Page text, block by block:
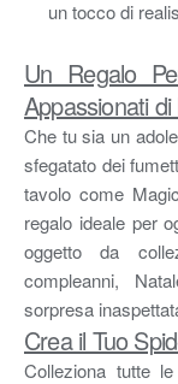
un tocco di
Un Regalo
Appassionati
Che tu sia un
sfegatato dei
tavolo come
regalo ideale per
oggetto da
compleanni,
sorpresa
Crea il Tuo
Colleziona tutte